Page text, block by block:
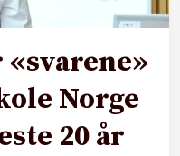
Norge
20 år